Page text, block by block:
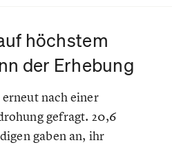
höchstem
der Erhebung
nach einer
gefragt. 20,6
gaben an, ihr